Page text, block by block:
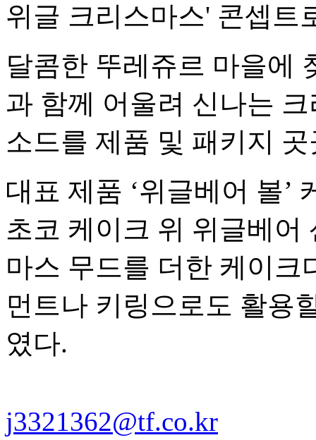
위글 크리스마스' 콘셉트
달콤한 뚜레쥬르 마을에
과 함께 어울려 신나는
소드를 제품 및 패키지
대표 제품 ‘위글베어 볼’
초코 케이크 위 위글베어
마스 무드를 더한 케이크
먼트나 키링으로도 활용
였다.
j3321362@tf.co.kr